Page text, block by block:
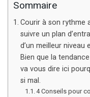
Sommaire
Courir à son rythme
suivre un plan
d’un meilleur niveau
Bien que la
va vous dire ici
si mal.
4 Conseils pour